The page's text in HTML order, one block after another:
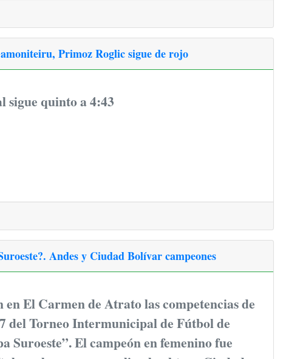
Primoz Roglic sigue de rojo
sigue quinto a 4:43
Andes y Ciudad Bolívar campeones
El Carmen de Atrato las competencias de
del Torneo Intermunicipal de Fútbol de
Suroeste”. El campeón en femenino fue